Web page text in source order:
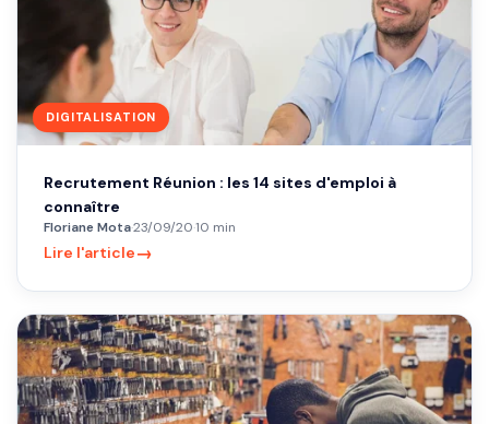
DIGITALISATION
Recrutement Réunion : les 14 sites d'emploi à
connaître
Floriane Mota·23/09/20·10 min
Lire l'article→